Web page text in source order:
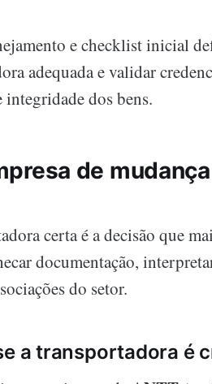
e checklist inicial
adequada e validar
dos bens.
de
certa é a decisão que
documentação,
do setor.
a transportadora é